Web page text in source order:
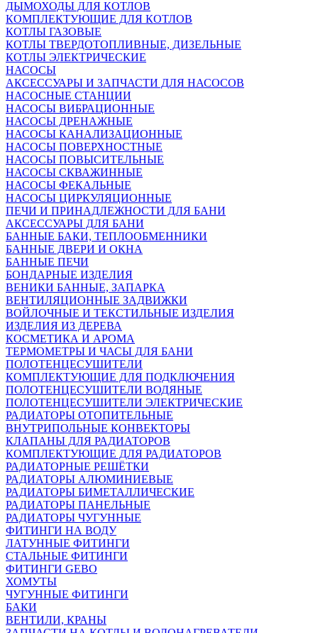
ДЫМОХОДЫ ДЛЯ КОТЛОВ
КОМПЛЕКТУЮЩИЕ ДЛЯ КОТЛОВ
КОТЛЫ ГАЗОВЫЕ
КОТЛЫ ТВЕРДОТОПЛИВНЫЕ, ДИЗЕЛЬНЫЕ
КОТЛЫ ЭЛЕКТРИЧЕСКИЕ
НАСОСЫ
АКСЕССУАРЫ И ЗАПЧАСТИ ДЛЯ НАСОСОВ
НАСОСНЫЕ СТАНЦИИ
НАСОСЫ ВИБРАЦИОННЫЕ
НАСОСЫ ДРЕНАЖНЫЕ
НАСОСЫ КАНАЛИЗАЦИОННЫЕ
НАСОСЫ ПОВЕРХНОСТНЫЕ
НАСОСЫ ПОВЫСИТЕЛЬНЫЕ
НАСОСЫ СКВАЖИННЫЕ
НАСОСЫ ФЕКАЛЬНЫЕ
НАСОСЫ ЦИРКУЛЯЦИОННЫЕ
ПЕЧИ И ПРИНАДЛЕЖНОСТИ ДЛЯ БАНИ
АКСЕССУАРЫ ДЛЯ БАНИ
БАННЫЕ БАКИ, ТЕПЛООБМЕННИКИ
БАННЫЕ ДВЕРИ И ОКНА
БАННЫЕ ПЕЧИ
БОНДАРНЫЕ ИЗДЕЛИЯ
ВЕНИКИ БАННЫЕ, ЗАПАРКА
ВЕНТИЛЯЦИОННЫЕ ЗАДВИЖКИ
ВОЙЛОЧНЫЕ И ТЕКСТИЛЬНЫЕ ИЗДЕЛИЯ
ИЗДЕЛИЯ ИЗ ДЕРЕВА
КОСМЕТИКА И АРОМА
ТЕРМОМЕТРЫ И ЧАСЫ ДЛЯ БАНИ
ПОЛОТЕНЦЕСУШИТЕЛИ
КОМПЛЕКТУЮЩИЕ ДЛЯ ПОДКЛЮЧЕНИЯ
ПОЛОТЕНЦЕСУШИТЕЛИ ВОДЯНЫЕ
ПОЛОТЕНЦЕСУШИТЕЛИ ЭЛЕКТРИЧЕСКИЕ
РАДИАТОРЫ ОТОПИТЕЛЬНЫЕ
ВНУТРИПОЛЬНЫЕ КОНВЕКТОРЫ
КЛАПАНЫ ДЛЯ РАДИАТОРОВ
КОМПЛЕКТУЮЩИЕ ДЛЯ РАДИАТОРОВ
РАДИАТОРНЫЕ РЕШЁТКИ
РАДИАТОРЫ АЛЮМИНИЕВЫЕ
РАДИАТОРЫ БИМЕТАЛЛИЧЕСКИЕ
РАДИАТОРЫ ПАНЕЛЬНЫЕ
РАДИАТОРЫ ЧУГУННЫЕ
ФИТИНГИ НА ВОДУ
ЛАТУННЫЕ ФИТИНГИ
СТАЛЬНЫЕ ФИТИНГИ
ФИТИНГИ GEBO
ХОМУТЫ
ЧУГУННЫЕ ФИТИНГИ
БАКИ
ВЕНТИЛИ, КРАНЫ